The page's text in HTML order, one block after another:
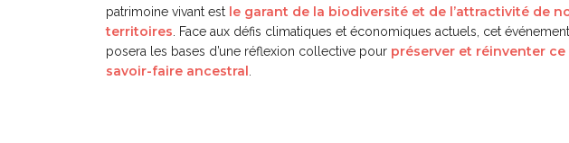
patrimoine vivant est le garant de la biodiversité et de l’attractivité de
territoires . Face aux défis climatiques et économiques actuels, cet événement
posera les bases d’une réflexion collective pour préserver et réinventer ce
savoir-faire ancestral